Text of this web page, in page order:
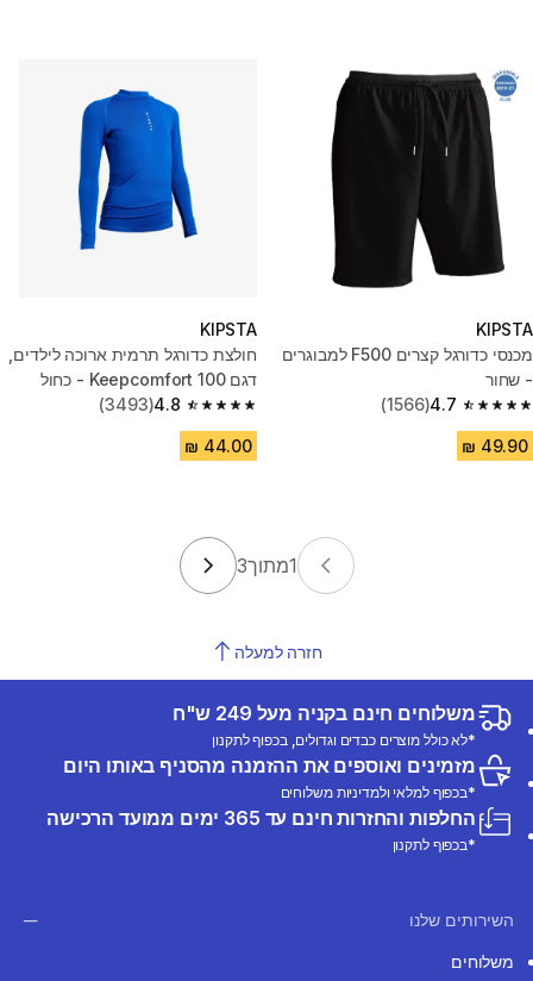
KIPSTA
מכנסי כדורגל קצרים F500 למבוגרים
- שחור
4.7
4.7 out of 5 stars from 1566 reviews
(1566)
KIPSTA
חולצת כדורגל תרמית ארוכה לילדים,
דגם Keepcomfort 100 - כחול
4.8
4.8 out of 5 stars from 3493 reviews
(3493)
1מתוך3
חזרה למעלה
משלוחים חינם בקניה מעל 249 ש"ח
*לא כולל מוצרים כבדים וגדולים, בכפוף לתקנון
מזמינים ואוספים את ההזמנה מהסניף באותו היום
*בכפוף למלאי ולמדיניות משלוחים
החלפות והחזרות חינם עד 365 ימים ממועד הרכישה
*בכפוף לתקנון
השירותים שלנו
משלוחים